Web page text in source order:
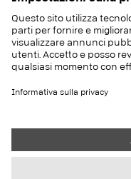
APPLICAZIONI
SOSTENIBILITA
Contatto Acquisti
Impostazioni di